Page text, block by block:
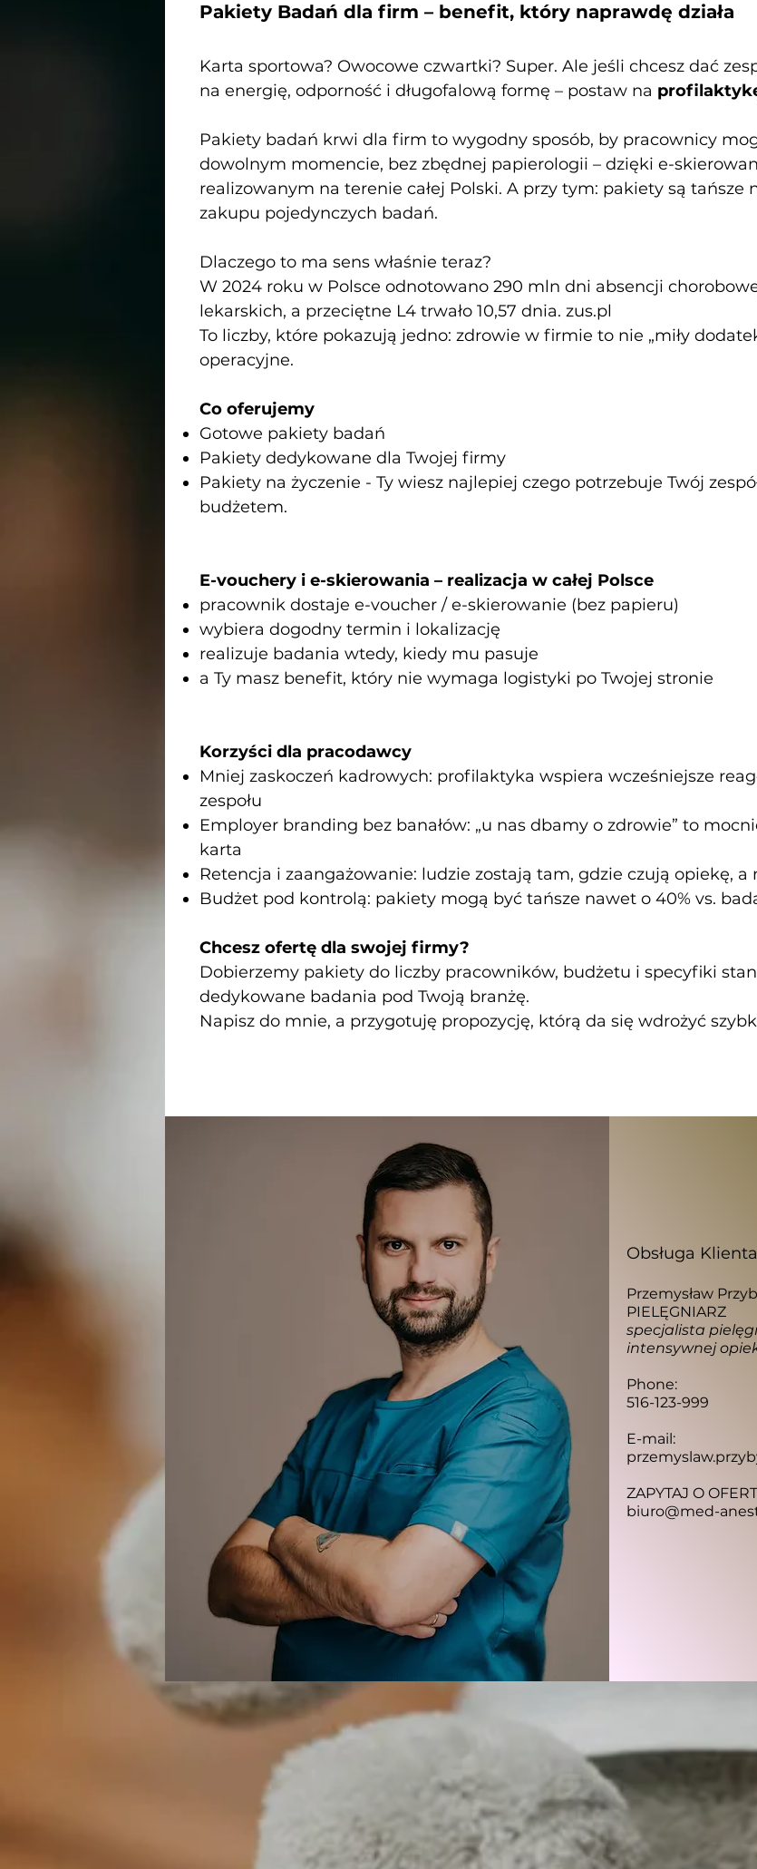
Pakiety Badań dla firm – benefit, który naprawdę działa
Karta sportowa? Owocowe czwartki? Super. Ale jeśli chcesz dać
na energię, odporność i długofalową formę – postaw na
Pakiety badań krwi dla firm to wygodny sposób, by pracownicy
dowolnym momencie, bez zbędnej papierologii – dzięki e-
realizowanym na terenie całej Polski. A przy tym: pakiety są
zakupu pojedynczych badań.
Dlaczego to ma sens właśnie teraz?
W 2024 roku w Polsce odnotowano 290 mln dni absencji
lekarskich, a przeciętne L4 trwało 10,57 dnia. zus.pl
To liczby, które pokazują jedno: zdrowie w firmie to nie „miły
operacyjne.
Co oferujemy
Gotowe pakiety badań
Pakiety dedykowane dla Twojej firmy
Pakiety na życzenie - Ty wiesz najlepiej czego potrzebuje Twój
budżetem.
E-vouchery i e-skierowania – realizacja w całej Polsce
pracownik dostaje e-voucher / e-skierowanie (bez papieru)
wybiera dogodny termin i lokalizację
realizuje badania wtedy, kiedy mu pasuje
a Ty masz benefit, który nie wymaga logistyki po Twojej stronie
Korzyści dla pracodawcy
Mniej zaskoczeń kadrowych: profilaktyka wspiera wcześniejsze
zespołu
Employer branding bez banałów: „u nas dbamy o zdrowie” to
karta
Retencja i zaangażowanie: ludzie zostają tam, gdzie czują opiekę, a
Budżet pod kontrolą: pakiety mogą być tańsze nawet o 40% vs.
Chcesz ofertę dla swojej firmy?
Dobierzemy pakiety do liczby pracowników, budżetu i specyfiki
dedykowane badania pod Twoją branżę.
Napisz do mnie, a przygotuję propozycję, którą da się wdrożyć
Obsługa
Przemysław
PIELĘGNIARZ
specjalista
intensywnej
Phone:
516-123-999
E-mail:
ZAPYTAJ O
biuro@med-